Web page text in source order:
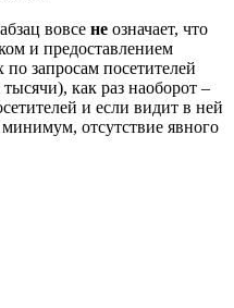
вовсе не означает, что
и предоставлением
запросам посетителей
как раз наоборот –
и если видит в ней
отсутствие явного